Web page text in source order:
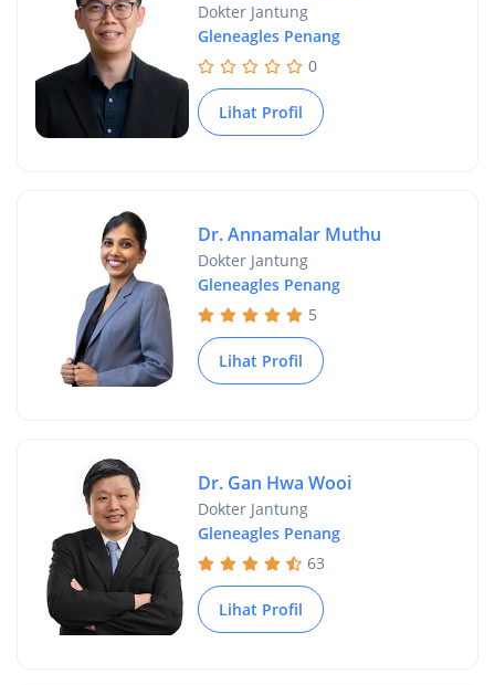
Dokter Jantung
Gleneagles Penang
0
Lihat Profil
Dr. Annamalar Muthu
Dokter Jantung
Gleneagles Penang
5
Lihat Profil
Dr. Gan Hwa Wooi
Dokter Jantung
Gleneagles Penang
63
Lihat Profil